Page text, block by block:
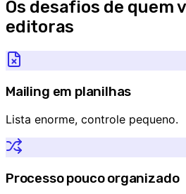
Os desafios de quem
editoras
Mailing em planilhas
Lista enorme, controle pequeno.
Processo pouco organizado